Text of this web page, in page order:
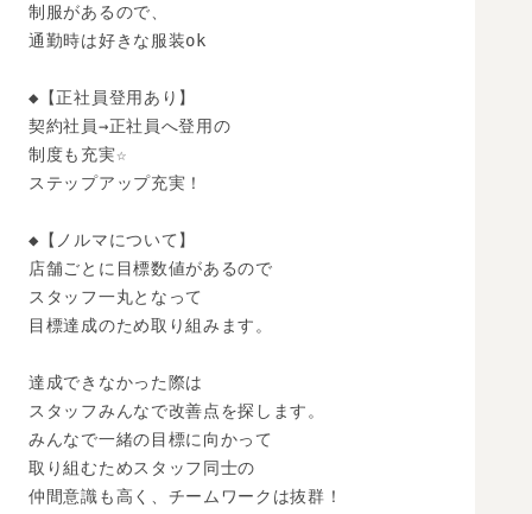
制服があるので、
通勤時は好きな服装ok
◆【正社員登用あり】
契約社員→正社員へ登用の
制度も充実☆
ステップアップ充実！
◆【ノルマについて】
店舗ごとに目標数値があるので
スタッフ一丸となって
目標達成のため取り組みます。
達成できなかった際は
スタッフみんなで改善点を探します。
みんなで一緒の目標に向かって
取り組むためスタッフ同士の
仲間意識も高く、チームワークは抜群！